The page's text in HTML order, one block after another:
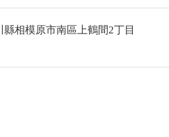
縣相模原市南區上鶴間2丁目